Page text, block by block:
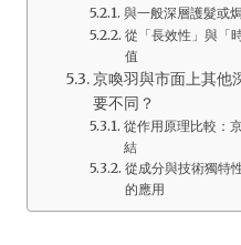
與一般深層護髮或
從「長效性」與「
值
京喚羽與市面上其他
要不同？
從作用原理比較：
結
從成分與技術獨特
的應用